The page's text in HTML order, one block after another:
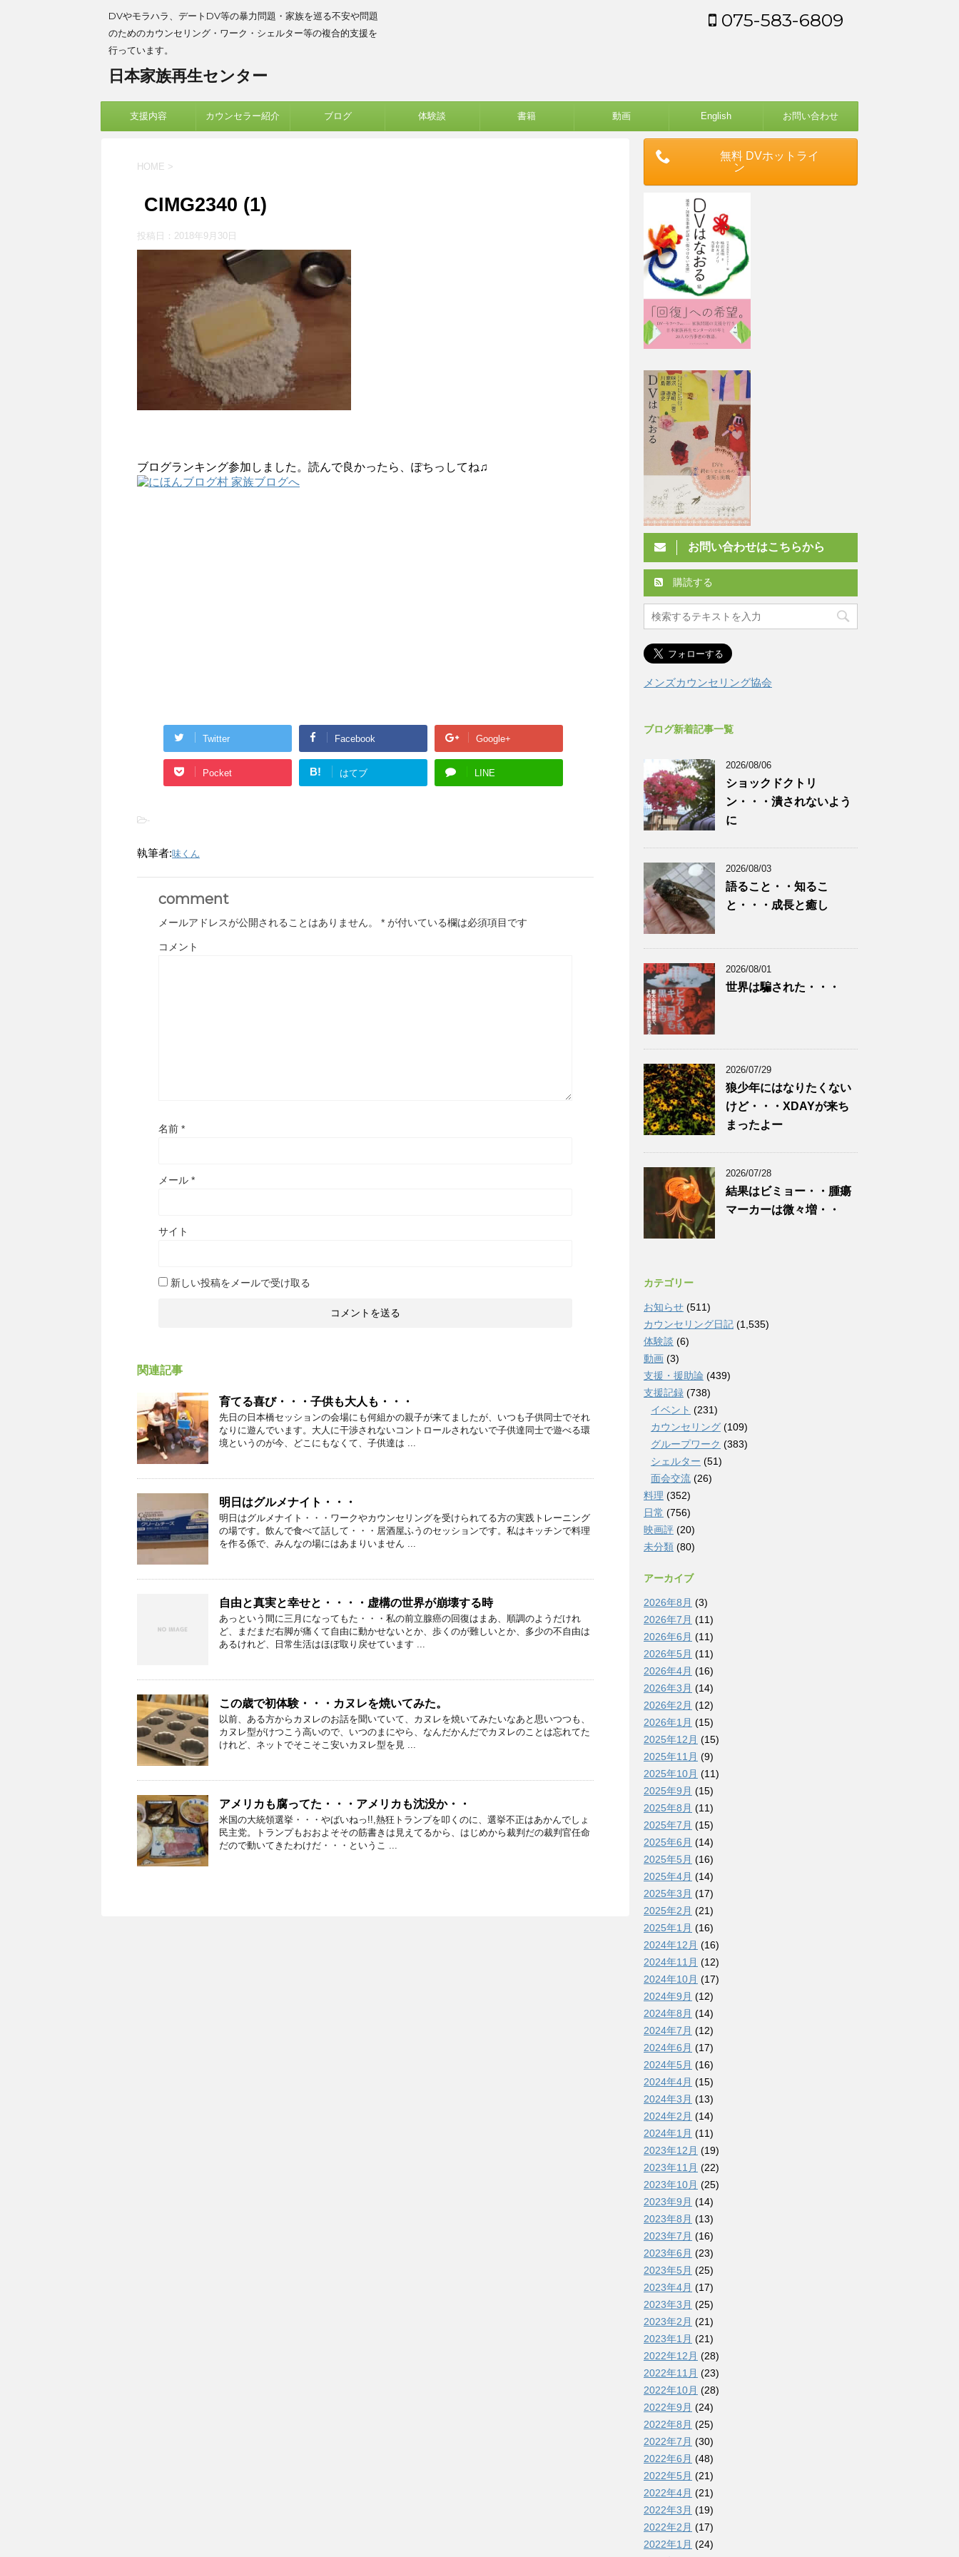
DVやモラハラ、デートDV等の暴力問題・家族を巡る不安や問題
のためのカウンセリング・ワーク・シェルター等の複合的支援を
行っています。
日本家族再生センター
075-583-6809
支援内容 カウンセラー紹介 ブログ 体験談 書籍 動画 English お問い合わせ
HOME >
CIMG2340 (1)
投稿日： 2018年9月30日
ブログランキング参加しました。読んで良かったら、ぽちっしてね♫
Twitter Facebook Google+
Pocket B! はてブ LINE
-
執筆者:味くん
comment
メールアドレスが公開されることはありません。 * が付いている欄は必須項目です
コメント
名前 *
メール *
サイト
新しい投稿をメールで受け取る
関連記事
育てる喜び・・・子供も大人も・・・
先日の日本橋セッションの会場にも何組かの親子が来てましたが、いつも子供同士でそれ
なりに遊んでいます。大人に干渉されないコントロールされないで子供達同士で遊べる環
境というのが今、どこにもなくて、子供達は ...
明日はグルメナイト・・・
明日はグルメナイト・・・ワークやカウンセリングを受けられてる方の実践トレーニング
の場です。飲んで食べて話して・・・居酒屋ふうのセッションです。私はキッチンで料理
を作る係で、みんなの場にはあまりいません ...
自由と真実と幸せと・・・・虚構の世界が崩壊する時
あっという間に三月になってもた・・・私の前立腺癌の回復はまあ、順調のようだけれ
ど、まだまだ右脚が痛くて自由に動かせないとか、歩くのが難しいとか、多少の不自由は
あるけれど、日常生活はほぼ取り戻せています ...
この歳で初体験・・・カヌレを焼いてみた。
以前、ある方からカヌレのお話を聞いていて、カヌレを焼いてみたいなあと思いつつも、
カヌレ型がけつこう高いので、いつのまにやら、なんだかんだでカヌレのことは忘れてた
けれど、ネットでそこそこ安いカヌレ型を見 ...
アメリカも腐ってた・・・アメリカも沈没か・・
米国の大統領選挙・・・やばいねっ!!,熱狂トランプを叩くのに、選挙不正はあかんでしょ
民主党。トランプもおおよそその筋書きは見えてるから、はじめから裁判だの裁判官任命
だので動いてきたわけだ・・・というこ ...
無料 DVホットライ
ン
お問い合わせはこちらから
購読する
メンズカウンセリング協会
ブログ新着記事一覧
2026/08/06
ショックドクトリ
ン・・・潰されないよう
に
2026/08/03
語ること・・知るこ
と・・・成長と癒し
2026/08/01
世界は騙された・・・
2026/07/29
狼少年にはなりたくない
けど・・・XDAYが来ち
まったよー
2026/07/28
結果はビミョー・・腫瘍
マーカーは微々増・・
カテゴリー
お知らせ (511)
カウンセリング日記 (1,535)
体験談 (6)
動画 (3)
支援・援助論 (439)
支援記録 (738)
イベント (231)
カウンセリング (109)
グループワーク (383)
シェルター (51)
面会交流 (26)
料理 (352)
日常 (756)
映画評 (20)
未分類 (80)
アーカイブ
2026年8月 (3)
2026年7月 (11)
2026年6月 (11)
2026年5月 (11)
2026年4月 (16)
2026年3月 (14)
2026年2月 (12)
2026年1月 (15)
2025年12月 (15)
2025年11月 (9)
2025年10月 (11)
2025年9月 (15)
2025年8月 (11)
2025年7月 (15)
2025年6月 (14)
2025年5月 (16)
2025年4月 (14)
2025年3月 (17)
2025年2月 (21)
2025年1月 (16)
2024年12月 (16)
2024年11月 (12)
2024年10月 (17)
2024年9月 (12)
2024年8月 (14)
2024年7月 (12)
2024年6月 (17)
2024年5月 (16)
2024年4月 (15)
2024年3月 (13)
2024年2月 (14)
2024年1月 (11)
2023年12月 (19)
2023年11月 (22)
2023年10月 (25)
2023年9月 (14)
2023年8月 (13)
2023年7月 (16)
2023年6月 (23)
2023年5月 (25)
2023年4月 (17)
2023年3月 (25)
2023年2月 (21)
2023年1月 (21)
2022年12月 (28)
2022年11月 (23)
2022年10月 (28)
2022年9月 (24)
2022年8月 (25)
2022年7月 (30)
2022年6月 (48)
2022年5月 (21)
2022年4月 (21)
2022年3月 (19)
2022年2月 (17)
2022年1月 (24)